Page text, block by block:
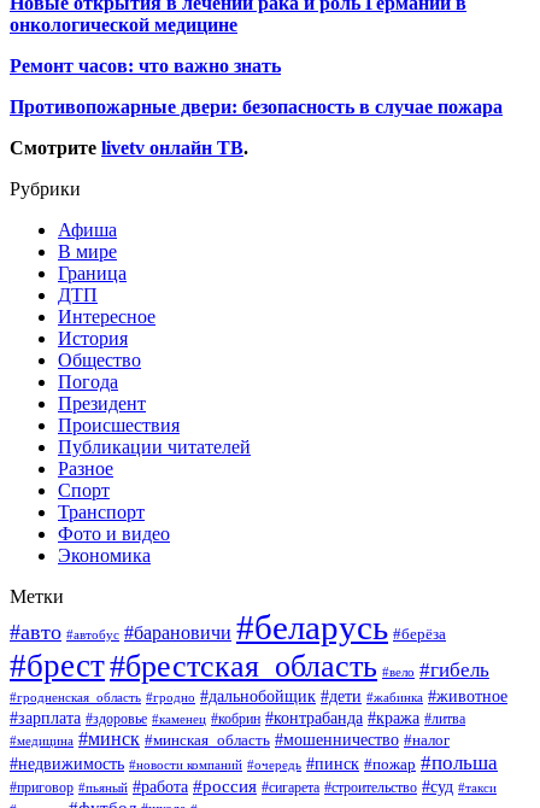
онкологической медицине
Ремонт часов: что важно знать
Противопожарные двери: безопасность в случае пожара
Смотрите livetv онлайн ТВ.
Рубрики
Афиша
В мире
Граница
ДТП
Интересное
История
Общество
Погода
Президент
Происшествия
Публикации читателей
Разное
Спорт
Транспорт
Фото и видео
Экономика
Метки
#авто #автобус #барановичи #беларусь #берёза
#брест#брестская_область #вело #гибель
#гродненская_область #гродно #дальнобойщик #дети #жабинка #животное
#зарплата #здоровье #каменец #кобрин #контрабанда #кража #литва
#медицина #минск #минская_область #мошенничество #налог
#недвижимость #новости компаний #очередь #пинск #пожар #польша
#приговор #пьяный #работа #россия #сигарета #строительство #суд #такси